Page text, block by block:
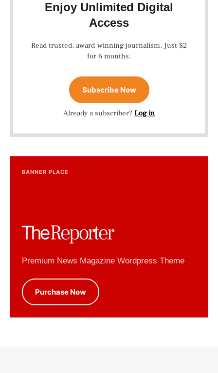
Enjoy Unlimited Digital
Access
Read trusted, award-winning journalism. Just $2
for 6 months.
Subscribe Now
Already a subscriber? Log in
BANNER PLACE
Premium News Magazine Wordpress Theme
Purchase Now